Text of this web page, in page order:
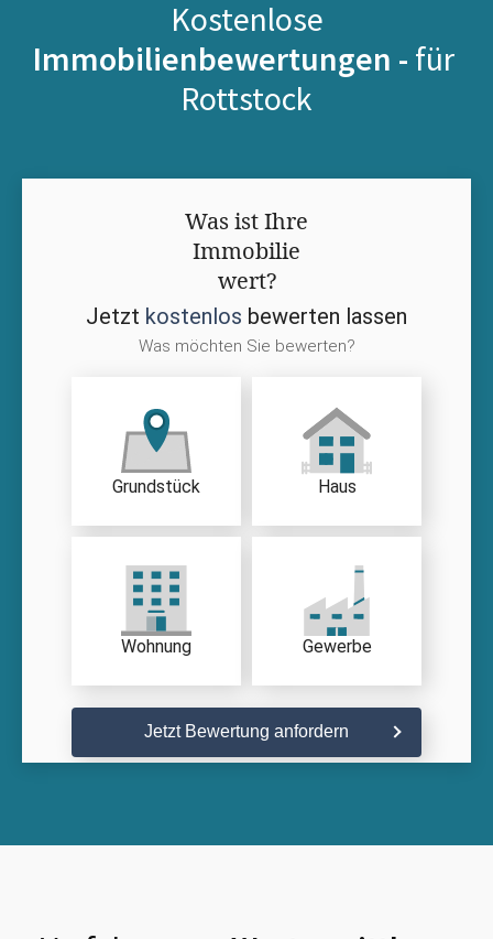
Kostenlose
Immobilienbewertungen - für
Rottstock
Was ist Ihre
Immobilie
wert?
Jetzt kostenlos bewerten lassen
Was möchten Sie bewerten?
Grundstück Haus
Wohnung Gewerbe
Jetzt Bewertung anfordern